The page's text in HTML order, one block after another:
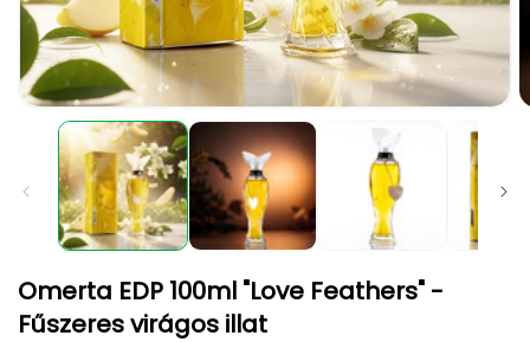
médiafájl
megnyitása
modális
párbeszédpanelen
Omerta EDP 100ml "Love Feathers" -
Fűszeres virágos illat